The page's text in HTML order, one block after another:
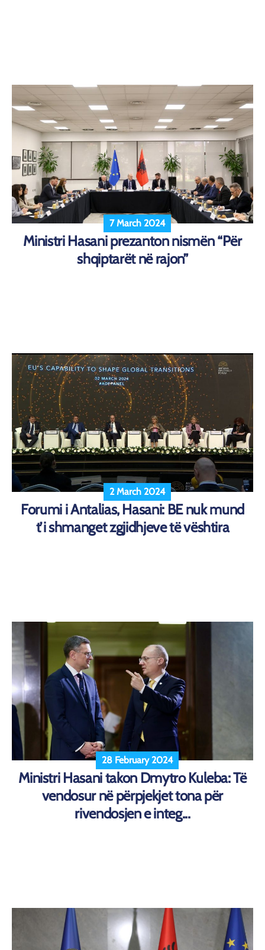
7 March 2024
Ministri Hasani prezanton nismën “Për
shqiptarët në rajon”
2 March 2024
Forumi i Antalias, Hasani: BE nuk mund
t’i shmanget zgjidhjeve të vështira
28 February 2024
Ministri Hasani takon Dmytro Kuleba: Të
vendosur në përpjekjet tona për
rivendosjen e integ...